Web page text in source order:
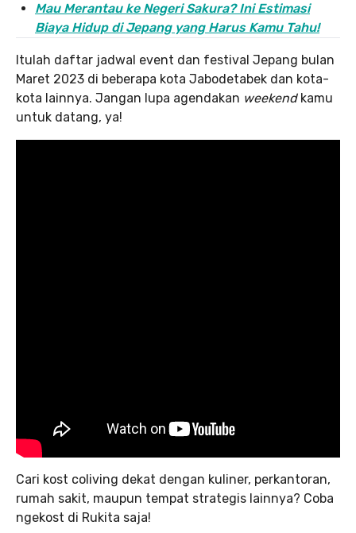
Mau Merantau ke Negeri Sakura? Ini Estimasi
Biaya Hidup di Jepang yang Harus Kamu Tahu!
Itulah daftar jadwal event dan festival Jepang bulan
Maret 2023 di beberapa kota Jabodetabek dan kota-
kota lainnya. Jangan lupa agendakan weekend kamu
untuk datang, ya!
Cari kost coliving dekat dengan kuliner, perkantoran,
rumah sakit, maupun tempat strategis lainnya? Coba
ngekost di Rukita saja!